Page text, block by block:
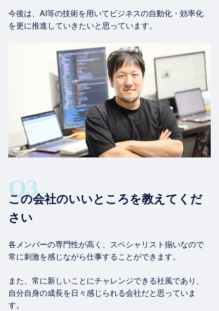
今後は、AI等の技術を用いてビジネスの自動化・効率化
を更に推進していきたいと思っています。
この会社のいいところを教えてくだ
さい
各メンバーの専門性が高く、スペシャリスト揃いなので
常に刺激を感じながら仕事することができます。
また、常に新しいことにチャレンジできる社風であり、
自分自身の成長を日々感じられる会社だと思っていま
す。